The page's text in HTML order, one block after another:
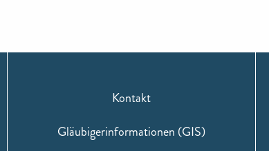
Kontakt
Gläubigerinformationen (GIS)